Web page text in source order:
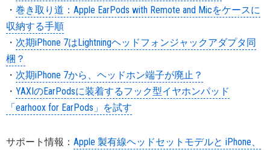
・ 巻き取り道：Apple EarPods with Remote and Micをケースに
収納する手順
・ 次期iPhone 7はLightningヘッドフォンジャックアダプタ同
梱？
・ 次期iPhone 7から、ヘッドホン端子が廃止？
・ YAXIのEarPodsに装着するフック型イヤホンパッド
「earhoox for EarPods」を試す
サポート情報： Apple 製有線ヘッドセットモデルと iPhone、